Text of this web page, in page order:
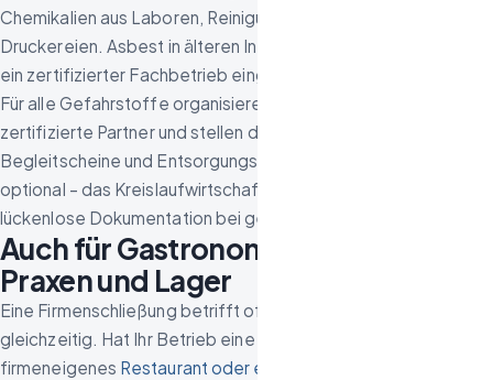
Chemikalien aus Laboren, Reinigungsbetrieben oder
Druckereien. Asbest in älteren Industriegebäuden – hier wird
ein zertifizierter Fachbetrieb eingeschaltet.
Für alle Gefahrstoffe organisieren wir die Entsorgung über
zertifizierte Partner und stellen die entsprechenden
Begleitscheine und Entsorgungsnachweise aus. Das ist nicht
optional – das Kreislaufwirtschaftsgesetz schreibt die
lückenlose Dokumentation bei gewerblichen Abfällen vor.
Auch für Gastronomiebetriebe,
Praxen und Lager
Eine Firmenschließung betrifft oft mehrere Bereiche
gleichzeitig. Hat Ihr Betrieb eine eigene Kantine oder ein
firmeneigenes Restaurant oder eine Kantine, die aufgelöst